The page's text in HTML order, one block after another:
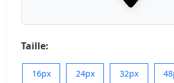
Taille:
16px 24px 32px